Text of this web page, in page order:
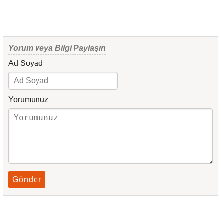
Yorum veya Bilgi Paylaşın
Ad Soyad
Yorumunuz
Gönder